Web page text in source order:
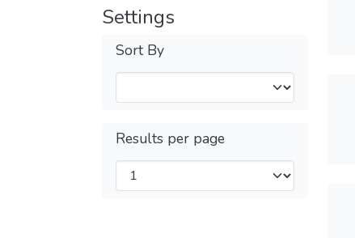
Settings
Sort By
Results per page